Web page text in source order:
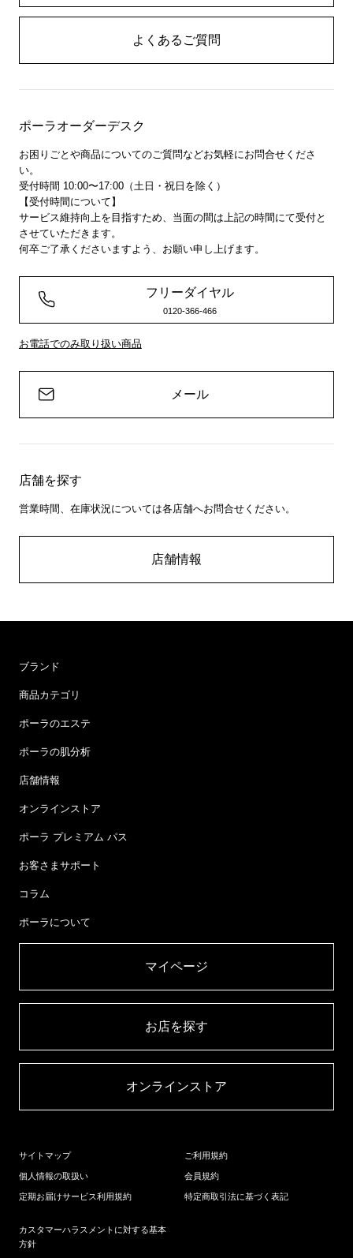
よくあるご質問
ポーラオーダーデスク
お困りごとや商品についてのご質問などお気軽にお問合せくださ
い。
受付時間 10:00〜17:00（土日・祝日を除く）
【受付時間について】
サービス維持向上を目指すため、当面の間は上記の時間にて受付と
させていただきます。
何卒ご了承くださいますよう、お願い申し上げます。
フリーダイヤル
0120-366-466
お電話でのみ取り扱い商品
メール
店舗を探す
営業時間、在庫状況については各店舗へお問合せください。
店舗情報
ブランド
商品カテゴリ
ポーラのエステ
ポーラの肌分析
店舗情報
オンラインストア
ポーラ プレミアム パス
お客さまサポート
コラム
ポーラについて
マイページ​
お店を探す​
オンラインストア​
サイトマップ
個人情報の取扱い
定期お届けサービス利用規約
ご利用規約
会員規約
特定商取引法に基づく表記
カスタマーハラスメントに対する基本
方針